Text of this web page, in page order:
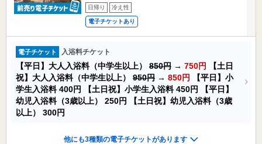
日帰り 冷え性
電子チケットあり
電子チケット 入浴料チケット
【平日】大人入浴料（中学生以上） 850円 → 750円
【土日
祝】大人入浴料（中学生以上） 950円 → 850円
【平日】小
学生入浴料400円 【土日祝】小学生入浴料450円
【平日】
幼児入浴料（3歳以上） 250円
【土日祝】幼児入浴料（3歳
以上） 300円
他にも3種類の電子チケットがあります